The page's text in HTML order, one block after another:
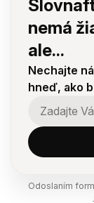
nemá
ale...
Nechajte
hneď, ako
Odoslaním